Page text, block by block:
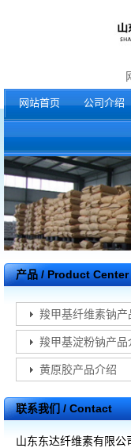
网站首页 公司介绍
产品 / Product Center
羧甲基纤维素钠产
羧甲基淀粉钠产品
黄原胶产品介绍
联系我们 / Contact
山东东达纤维素有限公